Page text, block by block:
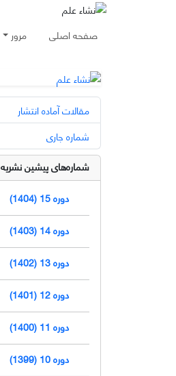
صفحه اصلی مرور
مقالات آماده انتشار
شماره جاری
شماره‌های پیشین نشریه
دوره 15 (1404)
دوره 14 (1403)
دوره 13 (1402)
دوره 12 (1401)
دوره 11 (1400)
دوره 10 (1399)